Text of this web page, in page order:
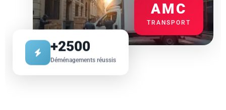
AMC
TRANSPORT
+2500
Déménagements réussis